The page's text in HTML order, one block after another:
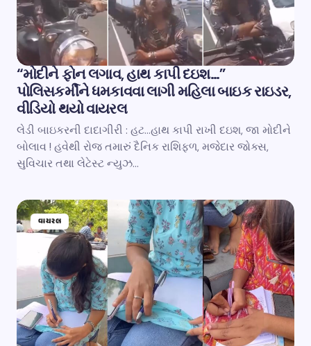
“મોદીને ફોન લગાવ, હાથ કાપી દઇશ…”
પોલિસકર્મીને ધમકાવવા લાગી મહિલા બાઇક રાઇડર,
વીડિયો થયો વાયરલ
લેડી બાઇકરની દાદાગીરી : હટ…હાથ કાપી રાખી દઇશ, જા મોદીને
બોલાવ ! હવેથી રોજ તમારું દૈનિક રાશિફળ, મજેદાર જોક્સ,
સુવિચાર તથા લેટેસ્ટ ન્યુઝ…
વાયરલ